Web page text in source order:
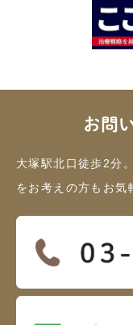
お問
大塚駅北口徒歩2分
をお考えの方もお気